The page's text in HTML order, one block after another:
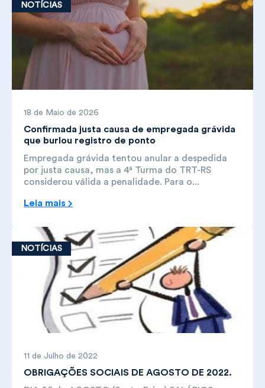
NOTÍCIAS
18 de Maio de 2026
Confirmada justa causa de empregada grávida
que burlou registro de ponto
Empregada grávida tentou anular a despedida
por justa causa, mas a 4ª Turma do TRT-RS
considerou válida a penalidade. Para o...
Leia mais
NOTÍCIAS
11 de Julho de 2022
OBRIGAÇÕES SOCIAIS DE AGOSTO DE 2022.